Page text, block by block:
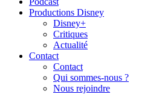
Productions Disney
Disney+
Critiques
Actualité
Contact
Contact
Qui sommes-nous ?
Nous rejoindre